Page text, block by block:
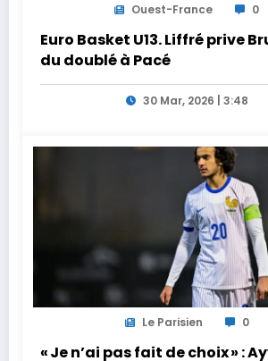
Ouest-France 0
Euro Basket U13. Liffré prive
du doublé à Pacé
30 Mar, 2026 | 3:48
Le Parisien 0
« Je n’ai pas fait de choix » :